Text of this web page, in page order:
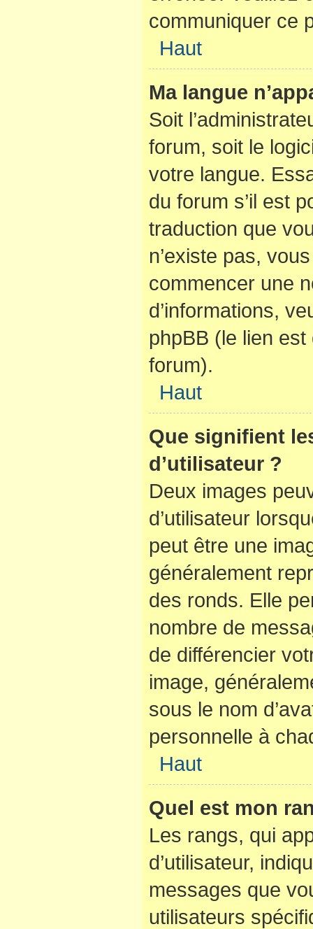
communiquer ce
Haut
Ma langue
Soit
forum, soit le
votre langue.
du forum s’il est
traduction que
n’existe pas,
commencer une
d’informations,
phpBB (le lien
forum).
Haut
Que signifient
d’utilisateur ?
Deux images
d’utilisateur
peut être une
généralement
des ronds. Elle
nombre de
de différencier
image,
sous le nom
personnelle à
Haut
Quel est mon
Les rangs, qui
d’utilisateur,
messages que
utilisateurs